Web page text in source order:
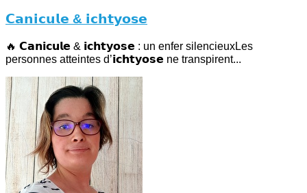
𝗖𝗮𝗻𝗶𝗰𝘂𝗹𝗲 & 𝗶𝗰𝗵𝘁𝘆𝗼𝘀𝗲
🔥 𝗖𝗮𝗻𝗶𝗰𝘂𝗹𝗲 & 𝗶𝗰𝗵𝘁𝘆𝗼𝘀𝗲 : un enfer silencieuxLes
personnes atteintes d’𝗶𝗰𝗵𝘁𝘆𝗼𝘀𝗲 ne transpirent...